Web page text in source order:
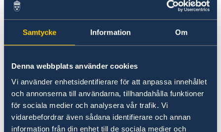
Samtycke Information Om
Denna webbplats använder cookies
Vi använder enhetsidentifierare för att anpassa innehållet
och annonserna till användarna, tillhandahålla funktioner
för sociala medier och analysera vår trafik. Vi
vidarebefordrar även sådana identifierare och annan
information från din enhet till de sociala medier och
Life certificate
03 Nov 2020
Rules for visiting the consulate
general
17 Sep 2020